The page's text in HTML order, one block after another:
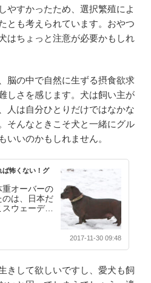
やすかったため、選択繁殖によ
とも考えられています。おやつ
はちょっと注意が必要かもしれ
脳の中で自然に生ずる摂食欲求
しさを感じます。犬は飼い主が
人は自分ひとりだけではなかな
そんなときこそ犬と一緒にグル
いいのかもしれません。
ば怖くない！グ
オーバーの
のは、日本だ
ウェーデン
2017-11-30 09:48
きして欲しいですし、愛犬も飼